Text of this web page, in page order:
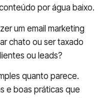
por água baixo.
um email marketing
chato ou ser taxado
ou leads?
quanto parece.
e boas práticas que